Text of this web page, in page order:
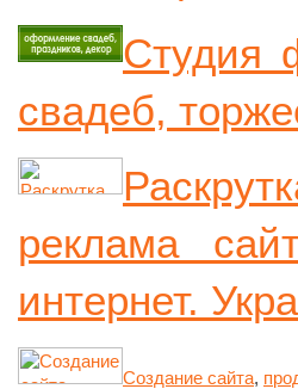
Студия
свадеб,
реклама
интернет.
Cоздание сайта,